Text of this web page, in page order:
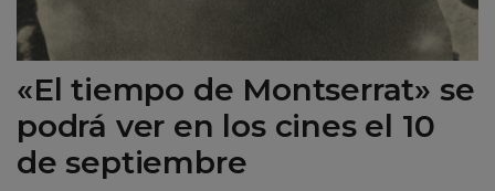
Ofrendas
«El tiempo de Montserrat» se
podrá ver en los cines el 10
de septiembre